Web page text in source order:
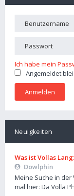
Ich habe mein
Angemeldet
Neuigkeiten
Was ist Vollas
Dowlphin
Meine Suche in
mal hier: Da Volla